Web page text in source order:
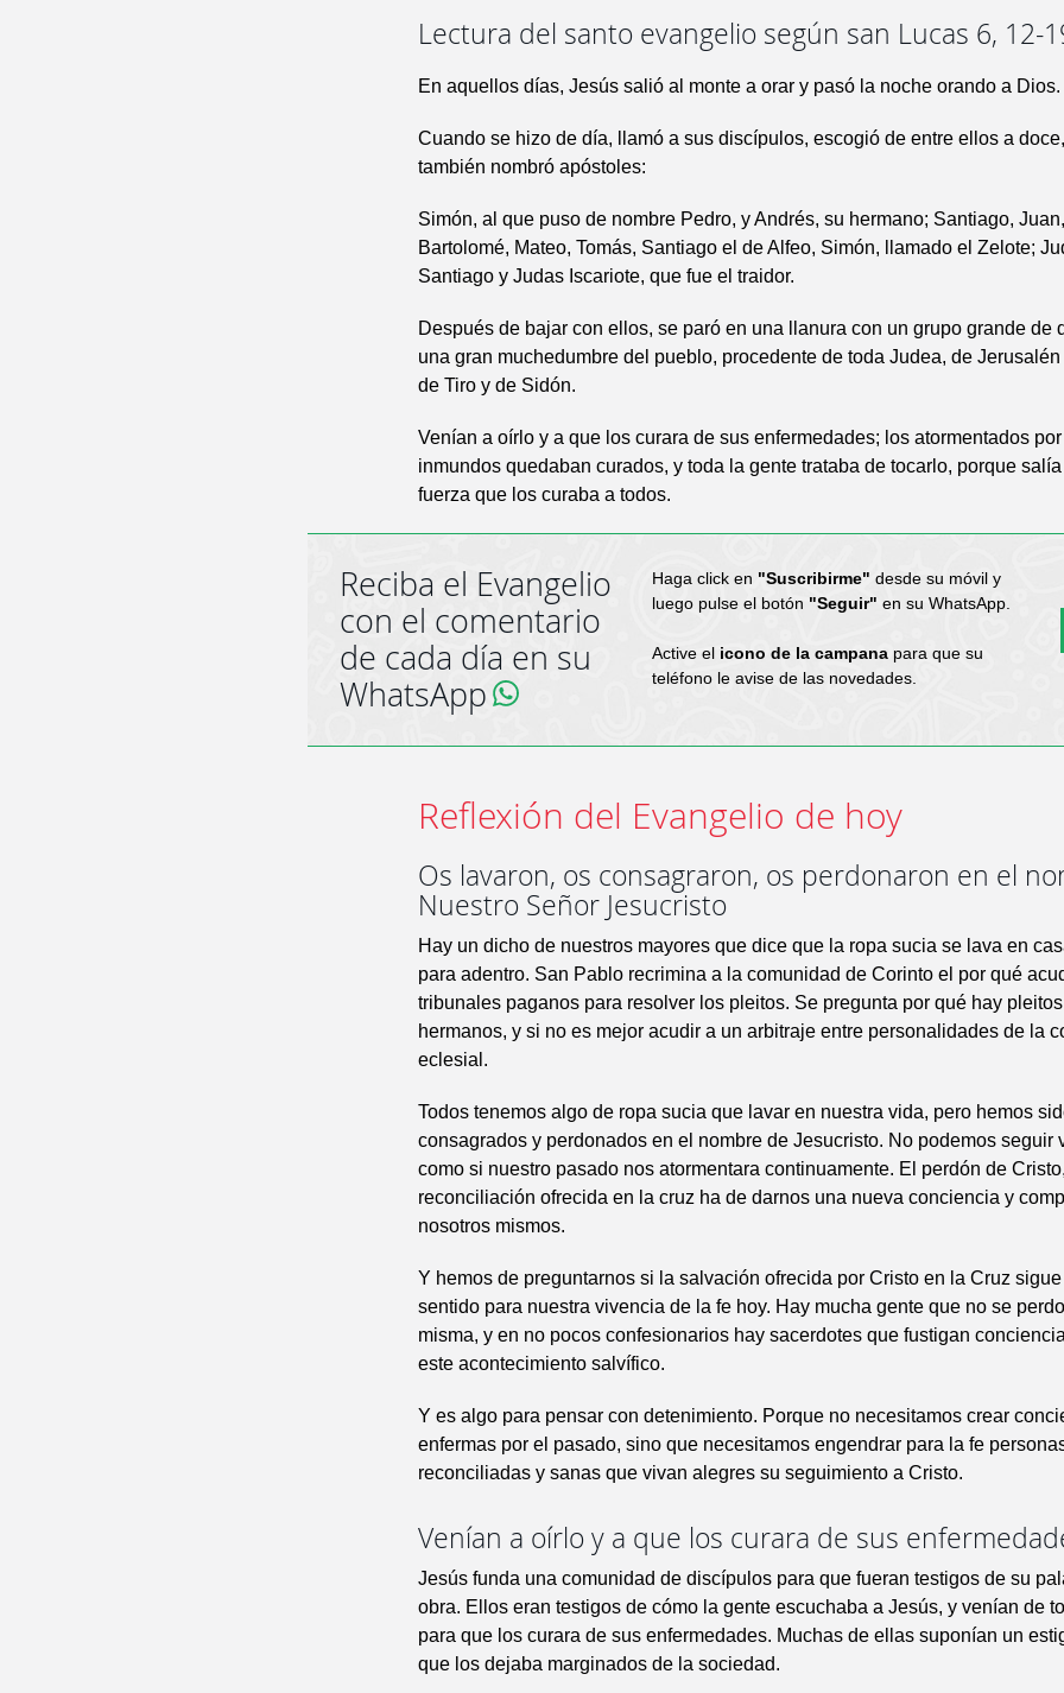
Lectura del santo evangelio según san Lucas 6, 12-
En aquellos días, Jesús salió al monte a orar y pasó la noche orando a Dios.
Cuando se hizo de día, llamó a sus discípulos, escogió de entre ellos a
también nombró apóstoles:
Simón, al que puso de nombre Pedro, y Andrés, su hermano; Santiago,
Bartolomé, Mateo, Tomás, Santiago el de Alfeo, Simón, llamado el Zelote;
Santiago y Judas Iscariote, que fue el traidor.
Después de bajar con ellos, se paró en una llanura con un grupo grande de
una gran muchedumbre del pueblo, procedente de toda Judea, de
de Tiro y de Sidón.
Venían a oírlo y a que los curara de sus enfermedades; los atormentados
inmundos quedaban curados, y toda la gente trataba de tocarlo, porque
fuerza que los curaba a todos.
Reciba el Evangelio
con el comentario
de cada día en su
WhatsApp
Haga click en "Suscribirme" desde su móvil y
luego pulse el botón "Seguir" en su WhatsApp.
Active el icono de la campanapara que su
teléfono le avise de las novedades.
Reflexión del Evangelio de hoy
Os lavaron, os consagraron, os perdonaron en el
Nuestro Señor Jesucristo
Hay un dicho de nuestros mayores que dice que la ropa sucia se lava en
para adentro. San Pablo recrimina a la comunidad de Corinto el por qué
tribunales paganos para resolver los pleitos. Se pregunta por qué hay
hermanos, y si no es mejor acudir a un arbitraje entre personalidades de la
eclesial.
Todos tenemos algo de ropa sucia que lavar en nuestra vida, pero hemos
consagrados y perdonados en el nombre de Jesucristo. No podemos seguir
como si nuestro pasado nos atormentara continuamente. El perdón de
reconciliación ofrecida en la cruz ha de darnos una nueva conciencia y
nosotros mismos.
Y hemos de preguntarnos si la salvación ofrecida por Cristo en la Cruz
sentido para nuestra vivencia de la fe hoy. Hay mucha gente que no se
misma, y en no pocos confesionarios hay sacerdotes que fustigan
este acontecimiento salvífico.
Y es algo para pensar con detenimiento. Porque no necesitamos crear
enfermas por el pasado, sino que necesitamos engendrar para la fe
reconciliadas y sanas que vivan alegres su seguimiento a Cristo.
Venían a oírlo y a que los curara de sus
Jesús funda una comunidad de discípulos para que fueran testigos de su
obra. Ellos eran testigos de cómo la gente escuchaba a Jesús, y venían de
para que los curara de sus enfermedades. Muchas de ellas suponían un
que los dejaba marginados de la sociedad.